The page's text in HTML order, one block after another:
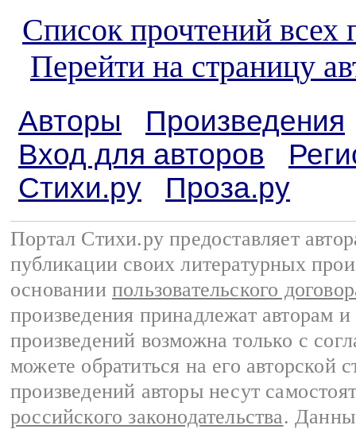
Список прочтений всех
Перейти на страницу
Авторы
Произведения
Вход для авторов
Стихи.ру
Проза.ру
Портал Стихи.ру предоставляет
публикации своих литературных
основании пользовательского
произведения принадлежат авторам
произведений возможна только с
можете обратиться на его авторской
произведений авторы несут
российского законодательства.